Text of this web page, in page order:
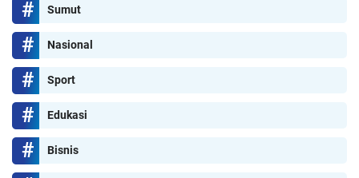
Sumut
Nasional
Sport
Edukasi
Bisnis